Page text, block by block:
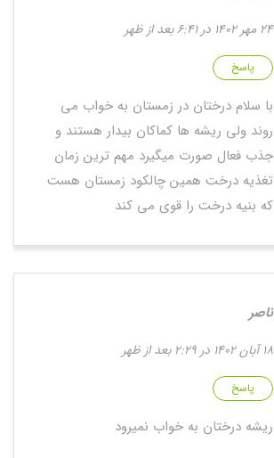
24 مهر 1402 در 6:41 بعد از ظهر
پاسخ
با سلام درختان در زمستان به خواب می
روند ولی ریشه ها کماکان بیدار هستند و
جذب فعال صورت میگیرد مهم ترین زمان
تغذیه درخت همین چالکود زمستان هست
که بنیه درخت را قوی می کند
ناصر
18 آبان 1402 در 2:29 بعد از ظهر
پاسخ
ریشه درختان به خواب نمیرود